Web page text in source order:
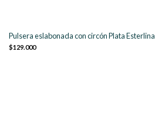
Pulsera eslabonada con circón Plata Esterlina
$129.000